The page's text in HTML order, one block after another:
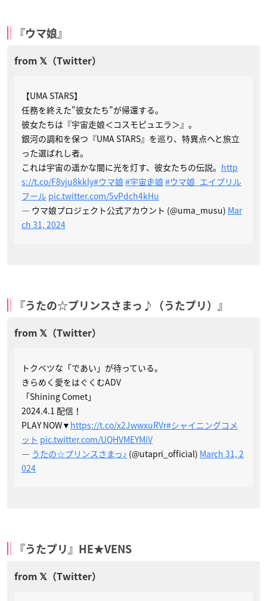
『ウマ娘』
【UMA STARS】
任務を終えた"彼女たち"が帰還する。
彼女たちは『宇宙走娘＜コスモピュエラ＞』。
銀河の調和を保つ『UMA STARS』を巡り、特異点へと旅立
った選ばれし者。
これは宇宙の遥かな闇に光を灯す、彼女たちの伝説。 http
s://t.co/F8vju8kkIy#ウマ娘 #宇宙走娘 #ウマ娘_エイプリル
フール pic.twitter.com/5vPdch4kHu
— ウマ娘プロジェクト公式アカウント (@uma_musu) Mar
ch 31, 2024
『うたの☆プリンスさまっ♪（うたプリ）』
トクベツな「であい」が待っている。
きらめく愛をはぐくむADV
「Shining Comet」
2024.4.1 配信！
PLAY NOW▼ https://t.co/x2JwwxuRVr#シャイニングコメ
ット pic.twitter.com/UQHVMEYMiV
— うたの☆プリンスさまっ♪ (@utapri_official) March 31, 2
024
『うたプリ』HE★VENS